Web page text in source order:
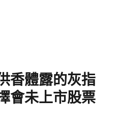
香體露的灰指
會未上市股票